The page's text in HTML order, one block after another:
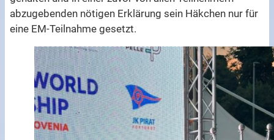
abzugebenden nötigen Erklärung sein Häkchen nur für
eine EM-Teilnahme gesetzt.